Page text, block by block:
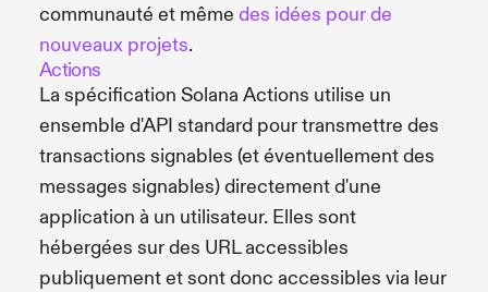
communauté et même des idées pour de
nouveaux projets.
Actions
La spécification Solana Actions utilise un
ensemble d'API standard pour transmettre des
transactions signables (et éventuellement des
messages signables) directement d'une
application à un utilisateur. Elles sont
hébergées sur des URL accessibles
publiquement et sont donc accessibles via leur